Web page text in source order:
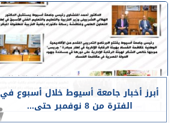
أبرز أخبار جامعة أسيوط خلال أسبوع في
الفترة من 8 نوفمبر حتى...